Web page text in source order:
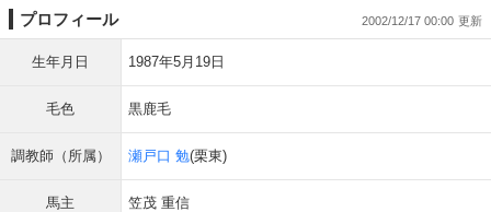
プロフィール 2002/12/17 00:00
生年月日 1987年5月19日
毛色 黒鹿毛
調教師（所属） 瀬戸口 勉(栗東)
馬主 笠茂 重信